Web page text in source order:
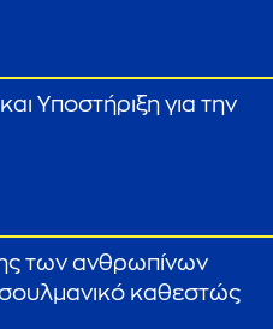
Υποστήριξη για την
των ανθρωπίνων
καθεστώς